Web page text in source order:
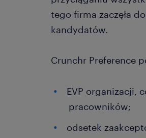
tego firma zaczęła
kandydatów.
Crunchr Preference
EVP organizacji,
pracowników;
odsetek